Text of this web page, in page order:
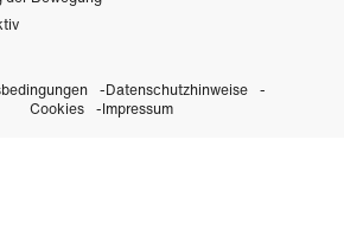
Datenschutzhinweise
Cookies
Impressum